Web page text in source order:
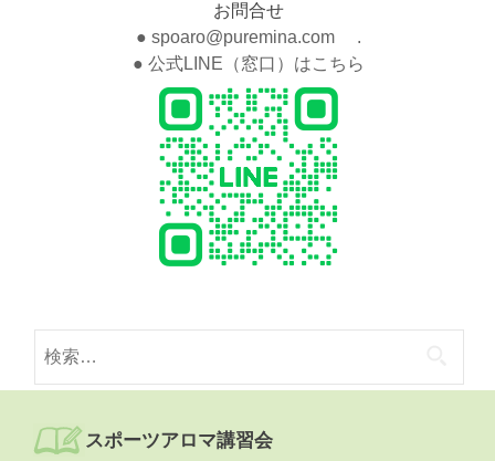
お問合せ
● spoaro@puremina.com .
● 公式LINE（窓口）はこちら
索:
スポーツアロマ講習会